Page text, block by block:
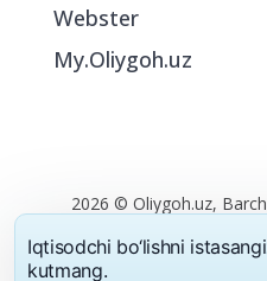
Webster
My.Oliygoh.uz
2026 © Oliygoh.uz,
Reklama/
Iqtisodchi bo‘lishni
kutmang.